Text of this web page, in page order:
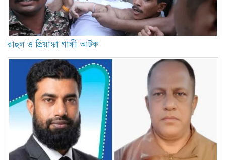
রাহুল ও প্রিয়াঙ্কা গান্ধী আটক